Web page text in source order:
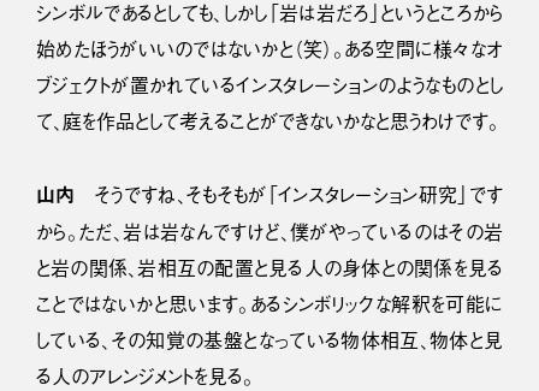
シンボルであるとしても、しかし「岩は岩だろ」というところから
始めたほうがいいのではないかと（笑）。ある空間に様々なオ
ブジェクトが置かれているインスタレーションのようなものとし
て、庭を作品として考えることができないかなと思うわけです。
山内 そうですね、そもそもが「インスタレーション研究」です
から。ただ、岩は岩なんですけど、僕がやっているのはその岩
と岩の関係、岩相互の配置と見る人の身体との関係を見る
ことではないかと思います。あるシンボリックな解釈を可能に
している、その知覚の基盤となっている物体相互、物体と見
る人のアレンジメントを見る。